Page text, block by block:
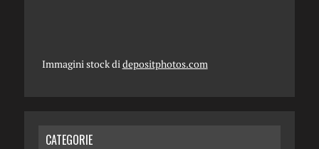
Immagini stock di depositphotos.com
CATEGORIE